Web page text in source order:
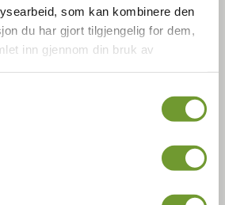
som kan kombinere den
du har gjort tilgjengelig for dem,
inn gjennom din bruk av